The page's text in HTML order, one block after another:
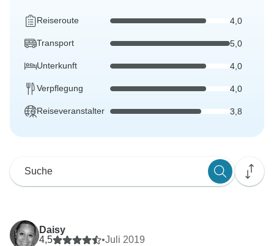
Reiseroute 4,0
Transport 5,0
Unterkunft 4,0
Verpflegung 4,0
Reiseveranstalter 3,8
Daisy
4,5
•Juli 2019